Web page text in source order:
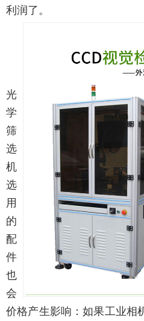
利润了。
光
学
筛
选
机
选
用
的
配
件
也
会
价格产生影响：如果工业相